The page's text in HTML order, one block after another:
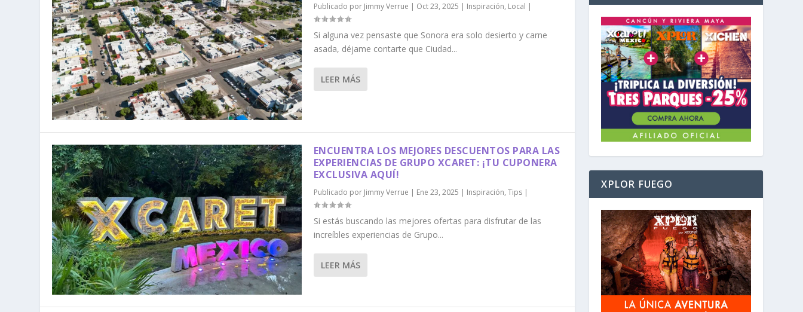
Publicado por Jimmy Verrue | Oct 23, 2025 | Inspiración, Local |
Si alguna vez pensaste que Sonora era solo desierto y carne
asada, déjame contarte que Ciudad...
LEER MÁS
ENCUENTRA LOS MEJORES DESCUENTOS PARA LAS
EXPERIENCIAS DE GRUPO XCARET: ¡TU CUPONERA
EXCLUSIVA AQUÍ!
Publicado por Jimmy Verrue | Ene 23, 2025 | Inspiración, Tips|
Si estás buscando las mejores ofertas para disfrutar de las
increíbles experiencias de Grupo...
LEER MÁS
XPLOR FUEGO